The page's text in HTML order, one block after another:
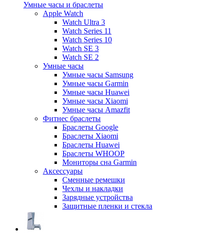
Умные часы и браслеты
Apple Watch
Watch Ultra 3
Watch Series 11
Watch Series 10
Watch SE 3
Watch SE 2
Умные часы
Умные часы Samsung
Умные часы Garmin
Умные часы Huawei
Умные часы Xiaomi
Умные часы Amazfit
Фитнес браслеты
Браслеты Google
Браслеты Xiaomi
Браслеты Huawei
Браслеты WHOOP
Мониторы сна Garmin
Аксессуары
Сменные ремешки
Чехлы и накладки
Зарядные устройства
Защитные пленки и стекла